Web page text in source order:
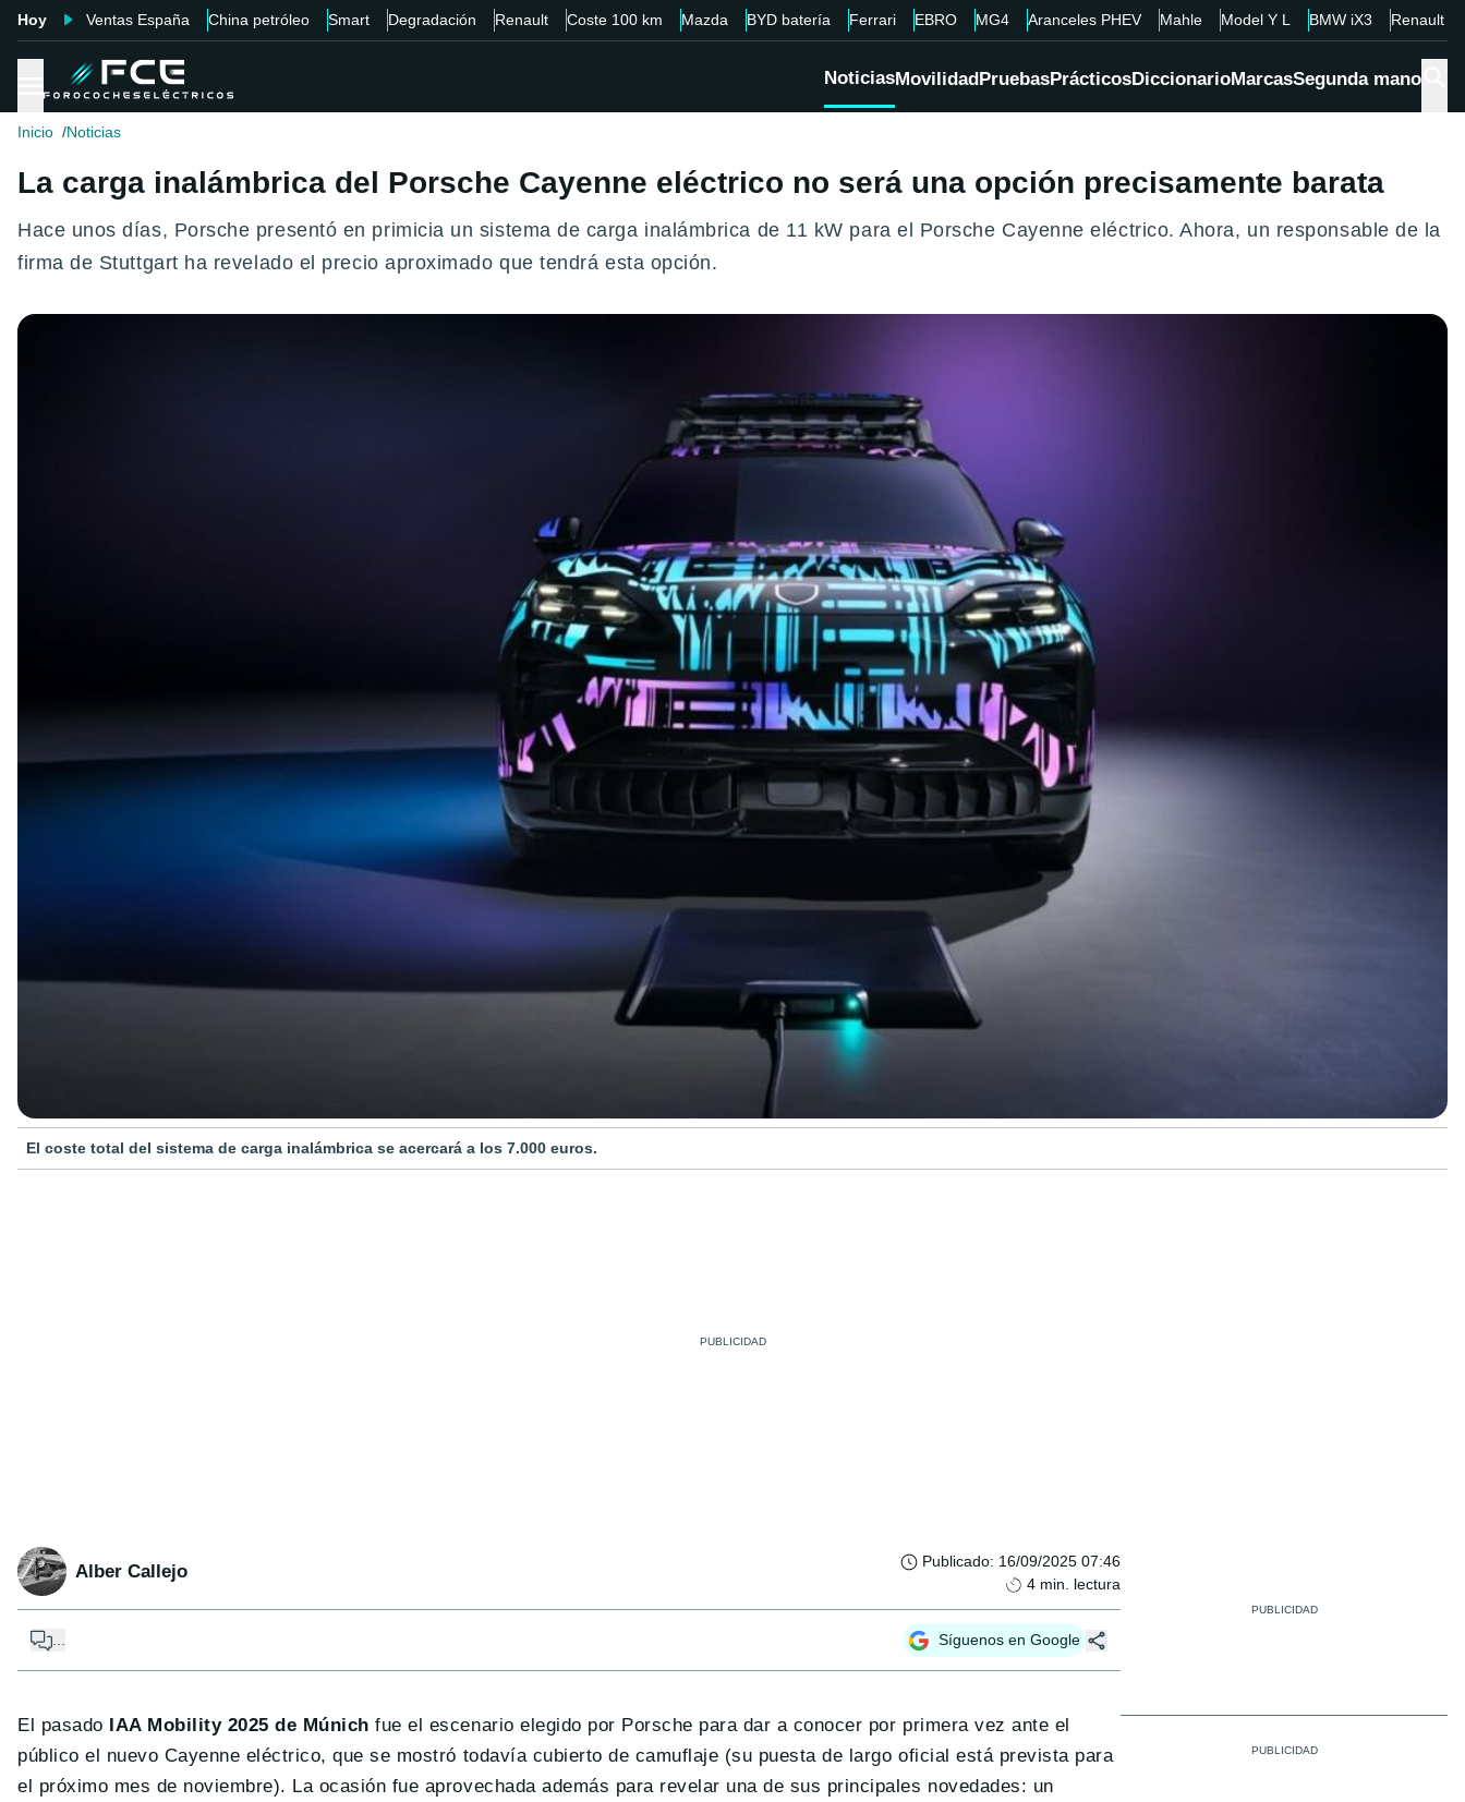
Hoy Ventas España China petróleo Smart Degradación Renault Coste 100 km Mazda BYD batería Ferrari EBRO MG4 Aranceles PHEV Mahle Model Y L BMW iX3 Renault
NoticiasMovilidadPruebasPrácticosDiccionarioMarcasSegunda mano
Inicio Noticias
La carga inalámbrica del Porsche Cayenne eléctrico no será una opción precisamente barata
Hace unos días, Porsche presentó en primicia un sistema de carga inalámbrica de 11 kW para el Porsche Cayenne eléctrico. Ahora, un responsable de la
firma de Stuttgart ha revelado el precio aproximado que tendrá esta opción.
El coste total del sistema de carga inalámbrica se acercará a los 7.000 euros.
Alber Callejo Publicado: 16/09/2025 07:46
4 min. lectura
... Síguenos en Google
El pasado IAA Mobility 2025 de Múnichfue el escenario elegido por Porsche para dar a conocer por primera vez ante el
público el nuevo Cayenne eléctrico, que se mostró todavía cubierto de camuflaje (su puesta de largo oficial está prevista para
el próximo mes de noviembre). La ocasión fue aprovechada además para revelar una de sus principales novedades: un